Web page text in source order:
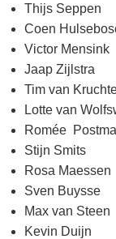
Thijs Seppen
Coen
Victor Mensink
Jaap Zijlstra
Tim van
Lotte van
Romée Postma
Stijn Smits
Rosa Maessen
Sven Buysse
Max van Steen
Kevin Duijn